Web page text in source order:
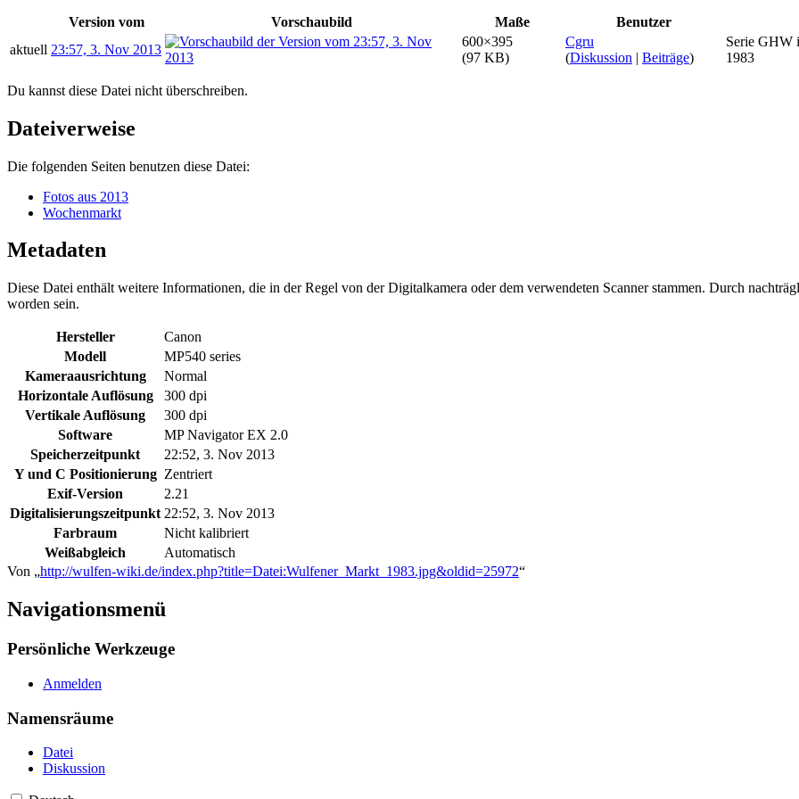
Version vom Vorschaubild Maße
Benutzer
aktuell 23:57, 3. Nov 2013
600×395
(97 KB)
Cgru
(Diskussion | Beiträge)
Serie GHW
1983
Du kannst diese Datei nicht überschreiben.
Dateiverweise
Die folgenden Seiten benutzen diese Datei:
Fotos aus 2013
Wochenmarkt
Metadaten
Diese Datei enthält weitere Informationen, die in der Regel von der Digitalkamera oder dem verwendeten Scanner stammen. Durch
worden sein.
Hersteller
Canon
Modell
MP540 series
Kameraausrichtung
Normal
Horizontale Auflösung
300 dpi
Vertikale Auflösung
300 dpi
Software
MP Navigator EX 2.0
Speicherzeitpunkt
22:52, 3. Nov 2013
Y und C Positionierung Zentriert
Exif-Version
2.21
Digitalisierungszeitpunkt 22:52, 3. Nov 2013
Farbraum
Nicht kalibriert
Weißabgleich
Automatisch
Von „http://wulfen-wiki.de/index.php?title=Datei:Wulfener_Markt_1983.jpg&oldid=25972“
Navigationsmenü
Persönliche Werkzeuge
Anmelden
Namensräume
Datei
Diskussion